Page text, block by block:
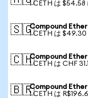
1 CETH は $54.58
🇸🇬Compound Ether
1 CETH は $49.30
🇨🇭Compound Ether
1 CETH は CHF
🇧🇷Compound Ether
1 CETH は